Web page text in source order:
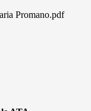
Promano.pdf